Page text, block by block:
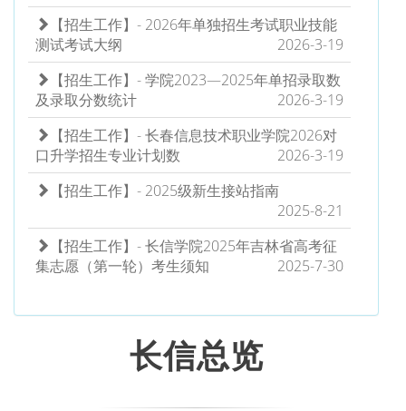
【招生工作】- 2026年单独招生考试职业技能
测试考试大纲
2026-3-19
【招生工作】- 学院2023—2025年单招录取数
及录取分数统计
2026-3-19
【招生工作】- 长春信息技术职业学院2026对
口升学招生专业计划数
2026-3-19
【招生工作】- 2025级新生接站指南
2025-8-21
【招生工作】- 长信学院2025年吉林省高考征
集志愿（第一轮）考生须知
2025-7-30
长信总览